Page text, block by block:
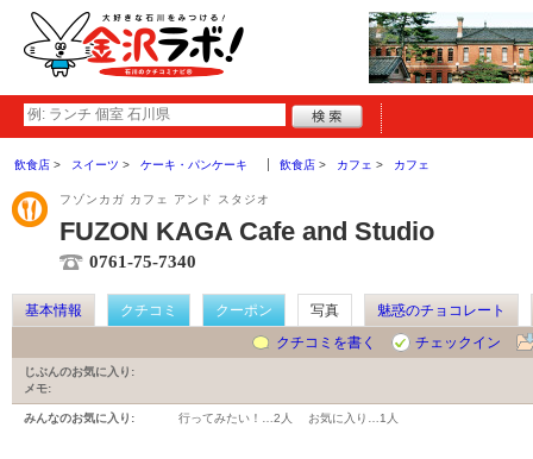
飲食店 スイーツ ケーキ・パンケーキ 飲食店 カフェ カフェ
フゾンカガ カフェ アンド スタジオ
FUZON KAGA Cafe and Studio
0761-75-7340
基本情報 クチコミ クーポン 写真
魅惑のチョコレート
クチコミを書く
チェックイン
じぶんのお気に入り:
メモ:
みんなのお気に入り: 行ってみたい！… 2人 お気に入り… 1人